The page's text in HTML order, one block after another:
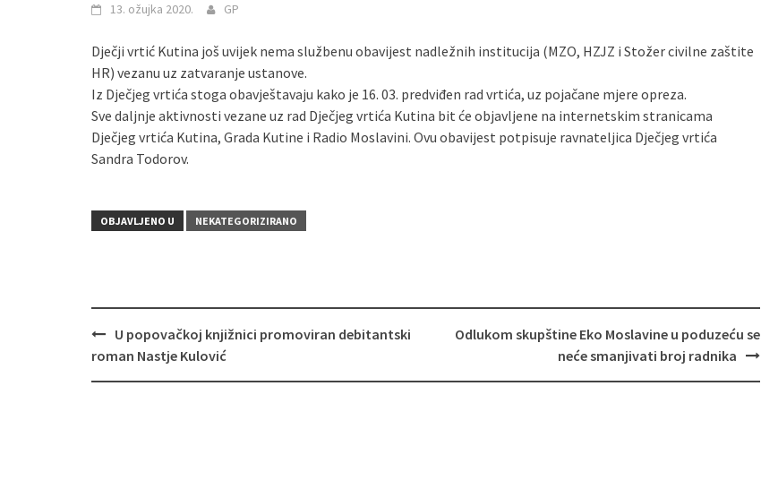
13. ožujka 2020. GP
Dječji vrtić Kutina još uvijek nema službenu obavijest nadležnih institucija (MZO, HZJZ i Stožer civilne zaštite
HR) vezanu uz zatvaranje ustanove.
Iz Dječjeg vrtića stoga obavještavaju kako je 16. 03. predviđen rad vrtića, uz pojačane mjere opreza.
Sve daljnje aktivnosti vezane uz rad Dječjeg vrtića Kutina bit će objavljene na internetskim stranicama
Dječjeg vrtića Kutina, Grada Kutine i Radio Moslavini. Ovu obavijest potpisuje ravnateljica Dječjeg vrtića
Sandra Todorov.
OBJAVLJENO U NEKATEGORIZIRANO
Navigacija
U popovačkoj knjižnici promoviran debitantski
roman Nastje Kulović
Odlukom skupštine Eko Moslavine u poduzeću se
neće smanjivati broj radnika